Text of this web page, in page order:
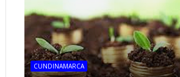
CUNDINAMARCA